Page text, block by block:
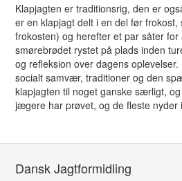
Klapjagten er traditionsrig, den er
er en klapjagt delt i en del før frokost,
frokosten) og herefter et par såter
smørebrødet rystet på plads inden
og refleksion over dagens
socialt samvær, traditioner og den
klapjagten til noget ganske særligt,
jægere har prøvet, og de fleste nyder
Dansk Jagtformidling